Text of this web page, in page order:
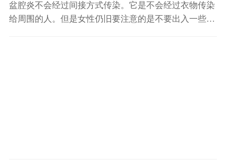
盆腔炎不会经过间接方式传染。它是不会经过衣物传染
给周围的人。但是女性仍旧要注意的是不要出入一些公